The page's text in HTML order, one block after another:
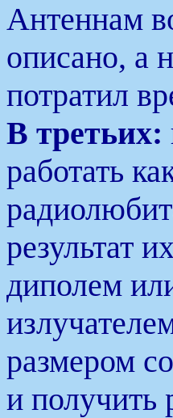
Антеннам
описано, а
потратил
В третьих:
работать
результат
диполем
размером
и получить